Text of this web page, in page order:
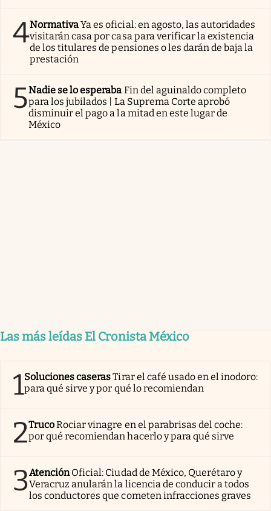
4NormativaYa es oficial: en agosto, las autoridades
visitarán casa por casa para verificar la existencia
de los titulares de pensiones o les darán de baja la
prestación
5Nadie se lo esperaba Fin del aguinaldo completo
para los jubilados | La Suprema Corte aprobó
disminuir el pago a la mitad en este lugar de
México
Las más leídas El Cronista México
1Soluciones caserasTirar el café usado en el inodoro:
para qué sirve y por qué lo recomiendan
2TrucoRociar vinagre en el parabrisas del coche:
por qué recomiendan hacerlo y para qué sirve
3AtenciónOficial: Ciudad de México, Querétaro y
Veracruz anularán la licencia de conducir a todos
los conductores que cometen infracciones graves